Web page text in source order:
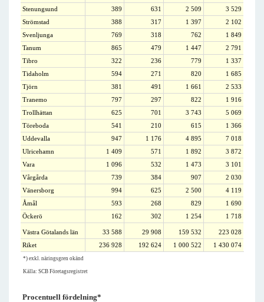
Stenungsund
389 631 2 509
3 529
Strömstad
388 317 1 397
2 102
Svenljunga
769 318 762
1 849
Tanum
865 479 1 447
2 791
Tibro
322 236 779
1 337
Tidaholm
594 271 820
1 685
Tjörn
381 491 1 661
2 533
Tranemo
797 297 822
1 916
Trollhättan
625 701 3 743
5 069
Töreboda
541 210 615
1 366
Uddevalla
947 1 176 4 895
7 018
Ulricehamn
1 409 571 1 892
3 872
Vara
1 096 532 1 473
3 101
Vårgårda
739 384 907
2 030
Vänersborg
994 625 2 500
4 119
Åmål
593 268 829
1 690
Öckerö
162 302 1 254 1 718
Västra Götalands län 33 588 29 908 159 532
223 028
Riket
236 928 192 624 1 000 522 1 430 074
*) exkl. näringsgren okänd
Källa: SCB Företagsregistret
Procentuell fördelning*